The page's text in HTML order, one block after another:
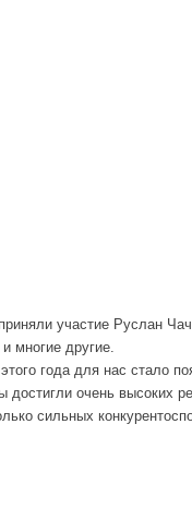
участие Руслан
многие другие.
года для нас стало
очень высоких
сильных